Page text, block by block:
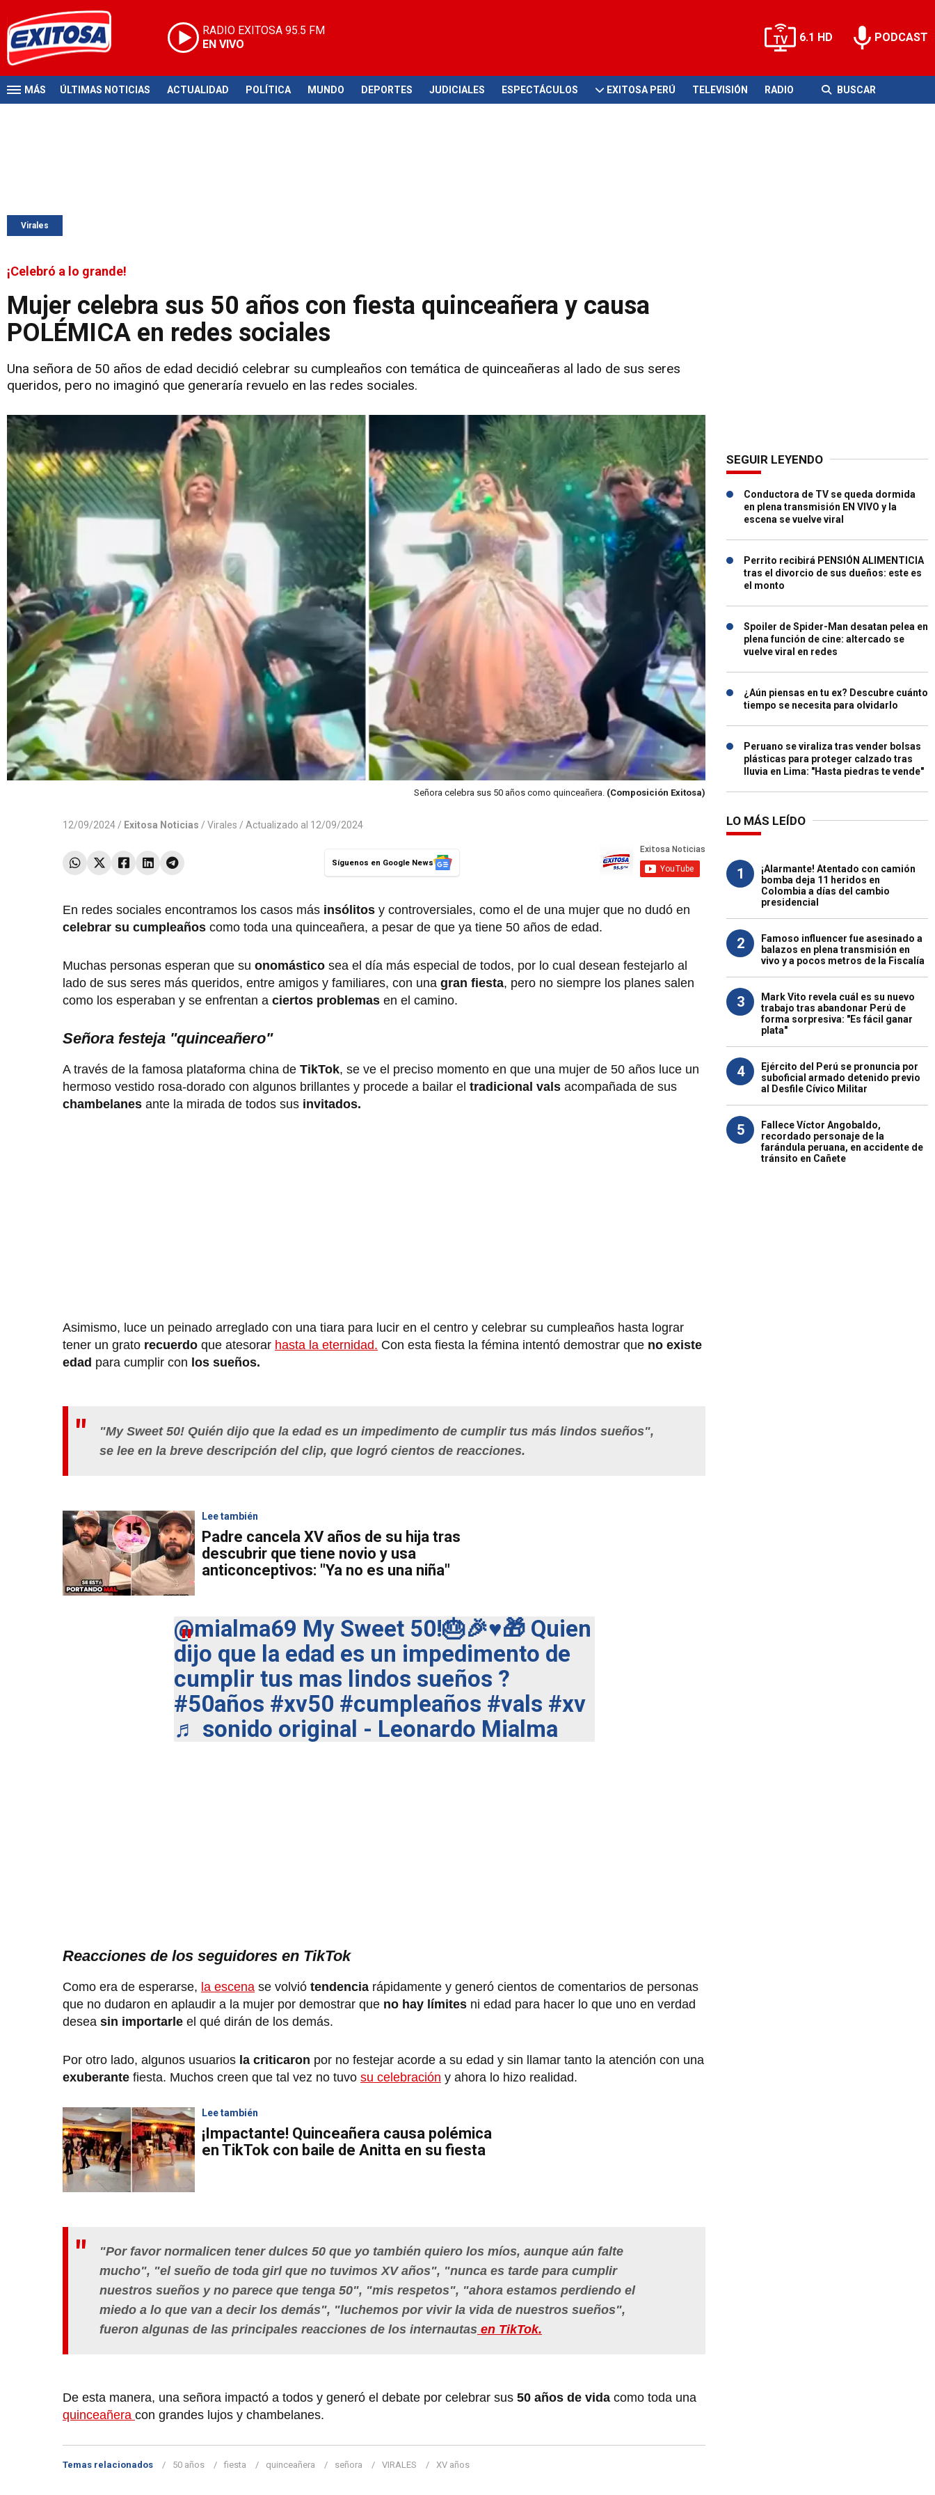
RADIO EXITOSA 95.5 FM
EN VIVO
6.1 HD PODCAST
MÁS ÚLTIMAS NOTICIAS ACTUALIDAD POLÍTICA MUNDO DEPORTES JUDICIALES ESPECTÁCULOS EXITOSA PERÚ TELEVISIÓN RADIO BUSCAR
Virales
¡Celebró a lo grande!
Mujer celebra sus 50 años con fiesta quinceañera y causa
POLÉMICA en redes sociales
Una señora de 50 años de edad decidió celebrar su cumpleaños con temática de quinceañeras al lado de sus seres
queridos, pero no imaginó que generaría revuelo en las redes sociales.
Señora celebra sus 50 años como quinceañera. (Composición Exitosa)
12/09/2024 / Exitosa Noticias / Virales / Actualizado al 12/09/2024
Síguenos en Google News
En redes sociales encontramos los casos más insólitos y controversiales, como el de una mujer que no dudó en
celebrar su cumpleaños como toda una quinceañera, a pesar de que ya tiene 50 años de edad.
Muchas personas esperan que su onomástico sea el día más especial de todos, por lo cual desean festejarlo al
lado de sus seres más queridos, entre amigos y familiares, con una gran fiesta, pero no siempre los planes salen
como los esperaban y se enfrentan a ciertos problemas en el camino.
Señora festeja "quinceañero"
A través de la famosa plataforma china de TikTok, se ve el preciso momento en que una mujer de 50 años luce un
hermoso vestido rosa-dorado con algunos brillantes y procede a bailar el tradicional vals acompañada de sus
chambelanes ante la mirada de todos sus invitados.
Asimismo, luce un peinado arreglado con una tiara para lucir en el centro y celebrar su cumpleaños hasta lograr
tener un grato recuerdo que atesorar hasta la eternidad. Con esta fiesta la fémina intentó demostrar que no existe
edad para cumplir con los sueños.
"My Sweet 50! Quién dijo que la edad es un impedimento de cumplir tus más lindos sueños",
se lee en la breve descripción del clip, que logró cientos de reacciones.
Lee también
Padre cancela XV años de su hija tras
descubrir que tiene novio y usa
anticonceptivos: "Ya no es una niña"
@mialma69 My Sweet 50!🎂🎉♥️🎁 Quien
dijo que la edad es un impedimento de
cumplir tus mas lindos sueños ?
#50años #xv50 #cumpleaños #vals #xv
♬ sonido original - Leonardo Mialma
Reacciones de los seguidores en TikTok
Como era de esperarse, la escena se volvió tendencia rápidamente y generó cientos de comentarios de personas
que no dudaron en aplaudir a la mujer por demostrar que no hay límites ni edad para hacer lo que uno en verdad
desea sin importarle el qué dirán de los demás.
Por otro lado, algunos usuarios la criticaron por no festejar acorde a su edad y sin llamar tanto la atención con una
exuberante fiesta. Muchos creen que tal vez no tuvo su celebración y ahora lo hizo realidad.
Lee también
¡Impactante! Quinceañera causa polémica
en TikTok con baile de Anitta en su fiesta
"Por favor normalicen tener dulces 50 que yo también quiero los míos, aunque aún falte
mucho", "el sueño de toda girl que no tuvimos XV años", "nunca es tarde para cumplir
nuestros sueños y no parece que tenga 50", "mis respetos", "ahora estamos perdiendo el
miedo a lo que van a decir los demás", "luchemos por vivir la vida de nuestros sueños",
fueron algunas de las principales reacciones de los internautas en TikTok.
De esta manera, una señora impactó a todos y generó el debate por celebrar sus 50 años de vida como toda una
quinceañera con grandes lujos y chambelanes.
Temas relacionados 50 años fiesta quinceañera señora VIRALES XV años
SEGUIR LEYENDO
Conductora de TV se queda dormida
en plena transmisión EN VIVO y la
escena se vuelve viral
Perrito recibirá PENSIÓN ALIMENTICIA
tras el divorcio de sus dueños: este es
el monto
Spoiler de Spider-Man desatan pelea en
plena función de cine: altercado se
vuelve viral en redes
¿Aún piensas en tu ex? Descubre cuánto
tiempo se necesita para olvidarlo
Peruano se viraliza tras vender bolsas
plásticas para proteger calzado tras
lluvia en Lima: "Hasta piedras te vende"
LO MÁS LEÍDO
1
¡Alarmante! Atentado con camión
bomba deja 11 heridos en
Colombia a días del cambio
presidencial
2
Famoso influencer fue asesinado a
balazos en plena transmisión en
vivo y a pocos metros de la Fiscalía
3
Mark Vito revela cuál es su nuevo
trabajo tras abandonar Perú de
forma sorpresiva: "Es fácil ganar
plata"
4
Ejército del Perú se pronuncia por
suboficial armado detenido previo
al Desfile Cívico Militar
5
Fallece Víctor Angobaldo,
recordado personaje de la
farándula peruana, en accidente de
tránsito en Cañete